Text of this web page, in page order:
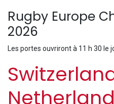
Rugby Europe
2026
Les portes ouvriront à 11 h 30 le